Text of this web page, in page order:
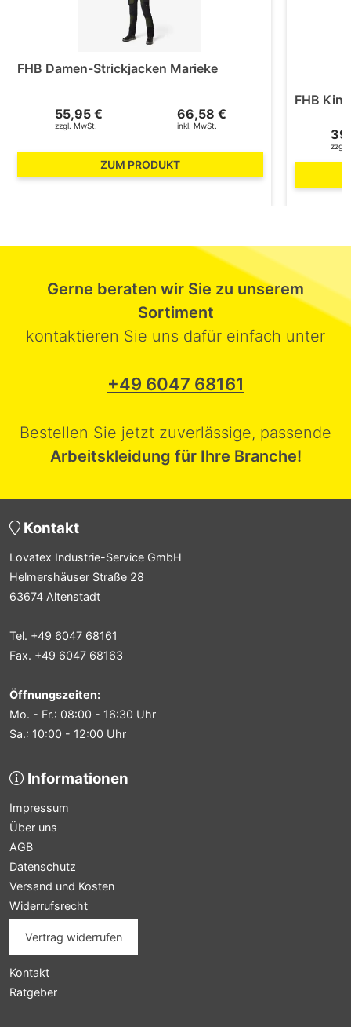
FHB Damen-Strickjacken Marieke
ZUM PRODUKT
55,95 €
zzgl. MwSt.
66,58 €
inkl. MwSt.
FHB
zzgl.
Gerne beraten wir Sie zu unserem
Sortiment
kontaktieren Sie uns dafür einfach unter
+49 6047 68161
Bestellen Sie jetzt zuverlässige, passende
Arbeitskleidung für Ihre Branche!
Kontakt
Lovatex Industrie-Service GmbH
Helmershäuser Straße 28
63674 Altenstadt
Tel. +49 6047 68161
Fax. +49 6047 68163
Öffnungszeiten:
Mo. - Fr.: 08:00 - 16:30 Uhr
Sa.: 10:00 - 12:00 Uhr
Informationen
Impressum
Über uns
AGB
Datenschutz
Versand und Kosten
Widerrufsrecht
Vertrag widerrufen
Kontakt
Ratgeber